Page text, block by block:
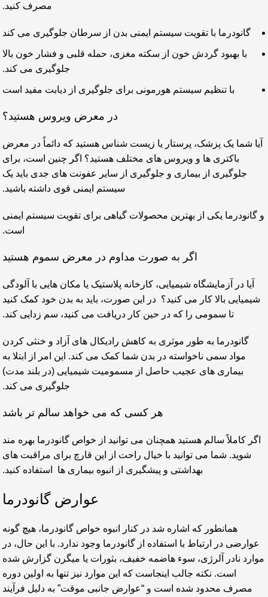
مصرف کنید.
گانودرما با تقویت سیستم ایمنی بدن از سرطان جلوگیری می کند
با بهبود گردش خون از سکته مغزی، حمله قلبی و فشار خون بالا
جلوگیری می کند.
با تنظیم سیستم هورمونی برای جلوگیری از دیابت مفید است
در معرض ویروس هستید؟
آیا شما یک پزشک، پرستار یا زیست شناس هستید که دائماً در معرض
باکتری ها و ویروس های مختلف هستید؟ اگر چنین است، برای
جلوگیری از بیماری و جلوگیری از سایر عفونت های جدی باید یک
سیستم ایمنی قوی داشته باشید.
و گانودرما یکی از بهترین محصولات گیاهی برای تقویت سیستم ایمنی
است.
اگر به صورت مداوم در معرض سموم هستید
آیا در آزمایشگاه شیمیایی، کارخانه پلاستیک یا مکان هایی با آلودگی
شیمیایی بالا کار می کنید؟ در این صورت، باید به بدن خود کمک کنید
تا سمومی را که در حین کار دریافت می کنید، سم زدایی کند.
گانودرما به طور موثری به کاهش رادیکال های آزاد و خنثی کردن
مواد سمی ناخواسته در بدن شما کمک می کند. این امر از ابتلا به
بیماری های عجیب حاصل از مسمومیت شیمیایی (در بلند مدت)
جلوگیری می کند.
هر کسی که می خواهد سالم تر باشد
اگر کاملاً سالم هستید همچنان می توانید از خواص گانودرما بهره مند
شوید. شما می توانید با خیال راحت از این قارچ برای مراقبت های
بهداشتی و پیشگیری از انبوه بیماری ها استفاده کنید.
عوارض گانودرما
همانطور که اشاره شد در کنار انبوه خواص گانودرما، هیچ گونه
عوارضی در ارتباط با استفاده از گانودرما وجود ندارد. با این حال، در
موارد نادر آلرژی، سوء هاضمه خفیف، بثورات یا میگرن گزارش شده
است. نکته جالب اینجاست که این موارد نیز تنها به اولین دوره
مصرف محدود شده است و “عوارض جانبی موقت” به دلیل فرآیند